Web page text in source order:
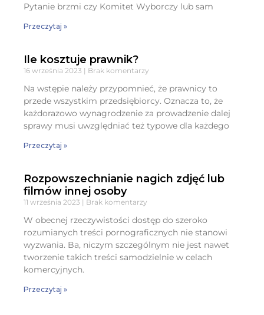
Pytanie brzmi czy Komitet Wyborczy lub sam
Przeczytaj »
Ile kosztuje prawnik?
16 września 2023 Brak komentarzy
Na wstępie należy przypomnieć, że prawnicy to
przede wszystkim przedsiębiorcy. Oznacza to, że
każdorazowo wynagrodzenie za prowadzenie dalej
sprawy musi uwzględniać też typowe dla każdego
Przeczytaj »
Rozpowszechnianie nagich zdjęć lub
filmów innej osoby
11 września 2023 Brak komentarzy
W obecnej rzeczywistości dostęp do szeroko
rozumianych treści pornograficznych nie stanowi
wyzwania. Ba, niczym szczególnym nie jest nawet
tworzenie takich treści samodzielnie w celach
komercyjnych.
Przeczytaj »